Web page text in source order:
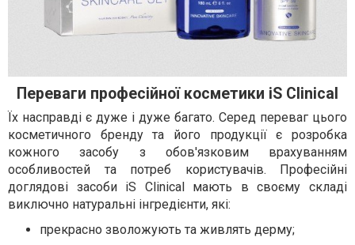
Переваги професійної косметики iS Clinical
Їх насправді є дуже і дуже багато. Серед переваг цього
косметичного бренду та його продукції є розробка
кожного засобу з обов'язковим врахуванням
особливостей та потреб користувачів. Професійні
доглядові засоби iS Clinical мають в своєму складі
виключно натуральні інгредієнти, які:
прекрасно зволожують та живлять дерму;